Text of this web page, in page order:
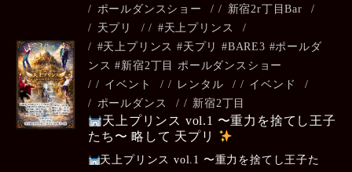
ポールダンスショー
/ 新宿2r丁目Bar
/
天プリ
/ #天上プリンス
/
#天上プリンス #天プリ #BARE3 #ポールダ
ンス #新宿2丁目 ポールダンスショー
/
イベント / レンタル / イベンド
/
ポールダンス
/ 新宿2丁目
天上プリンス vol.1 〜重力を捨てし王子
たち〜 略して 天プリ
天上プリンス vol.1 〜重力を捨てし王子た